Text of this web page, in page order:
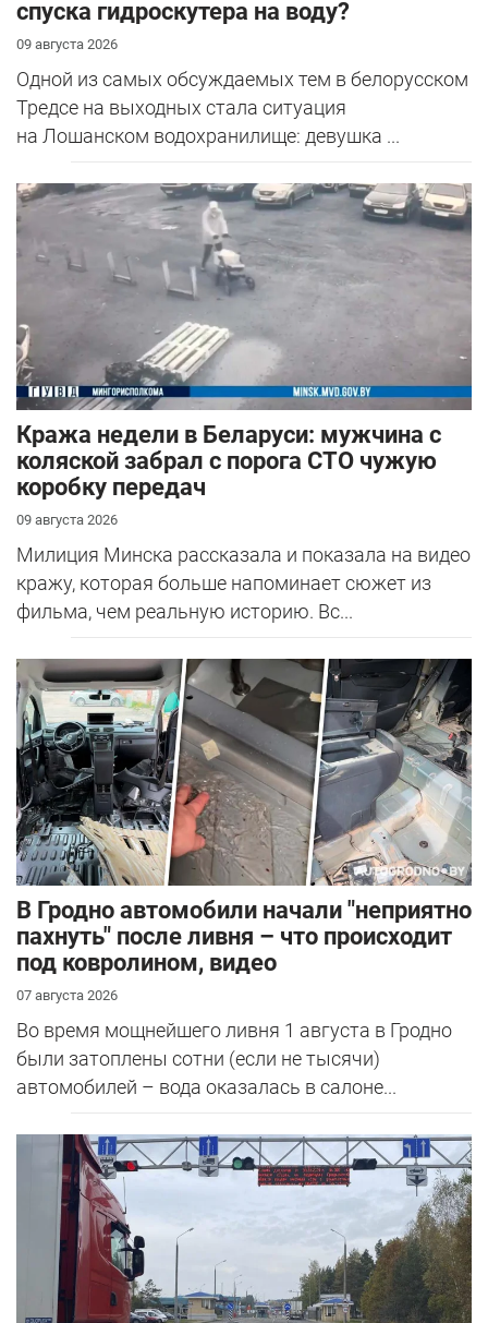
спуска гидроскутера на воду?
09 августа 2026
Одной из самых обсуждаемых тем в белорусском
Тредсе на выходных стала ситуация
на Лошанском водохранилище: девушка ...
Кража недели в Беларуси: мужчина с
коляской забрал с порога СТО чужую
коробку передач
09 августа 2026
Милиция Минска рассказала и показала на видео
кражу, которая больше напоминает сюжет из
фильма, чем реальную историю. Вс...
В Гродно автомобили начали "неприятно
пахнуть" после ливня – что происходит
под ковролином, видео
07 августа 2026
Во время мощнейшего ливня 1 августа в Гродно
были затоплены сотни (если не тысячи)
автомобилей – вода оказалась в салоне...